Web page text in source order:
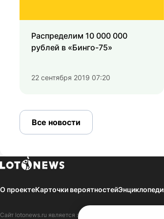
Распределим 10 000 000
рублей в «Бинго-75»
22 сентября 2019 07:20
Все новости
О проектеКарточки вероятностей
Сайт lotonews.ru является зарегистрированным